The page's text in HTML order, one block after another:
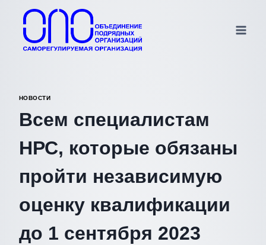
содержимому
НОВОСТИ
Всем специалистам
НРС, которые обязаны
пройти независимую
оценку квалификации
до 1 сентября 2023